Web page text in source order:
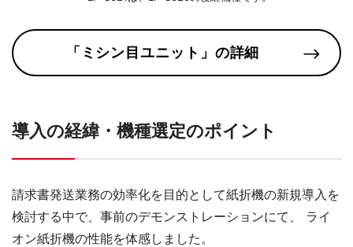
「ミシン目ユニット」の詳細
導入の経緯・機種選定のポイント
請求書発送業務の効率化を⽬的として紙折機の新規導⼊を
検討する中で、事前のデモンストレーションにて、 ライ
オン紙折機の性能を体感しました。